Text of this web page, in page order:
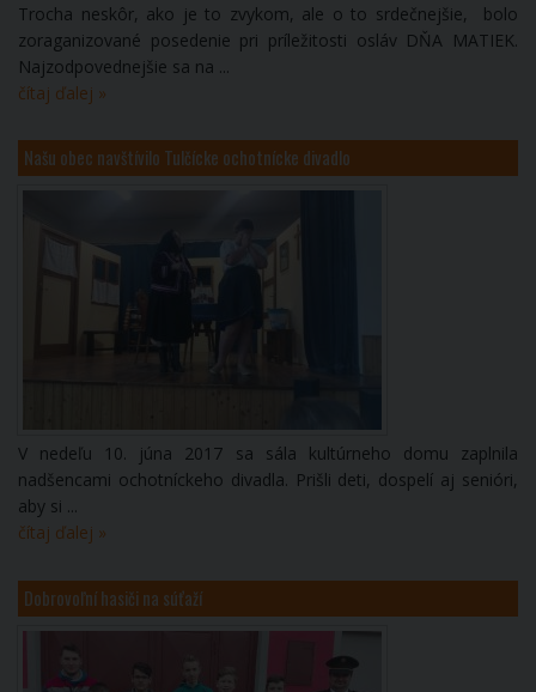
Trocha neskôr, ako je to zvykom, ale o to srdečnejšie, bolo
zoraganizované posedenie pri príležitosti osláv DŇA MATIEK.
Najzodpovednejšie sa na ...
čítaj ďalej »
Našu obec navštívilo Tulčícke ochotnícke divadlo
V nedeľu 10. júna 2017 sa sála kultúrneho domu zaplnila
nadšencami ochotníckeho divadla. Prišli deti, dospelí aj senióri,
aby si ...
čítaj ďalej »
Dobrovoľní hasiči na súťaží